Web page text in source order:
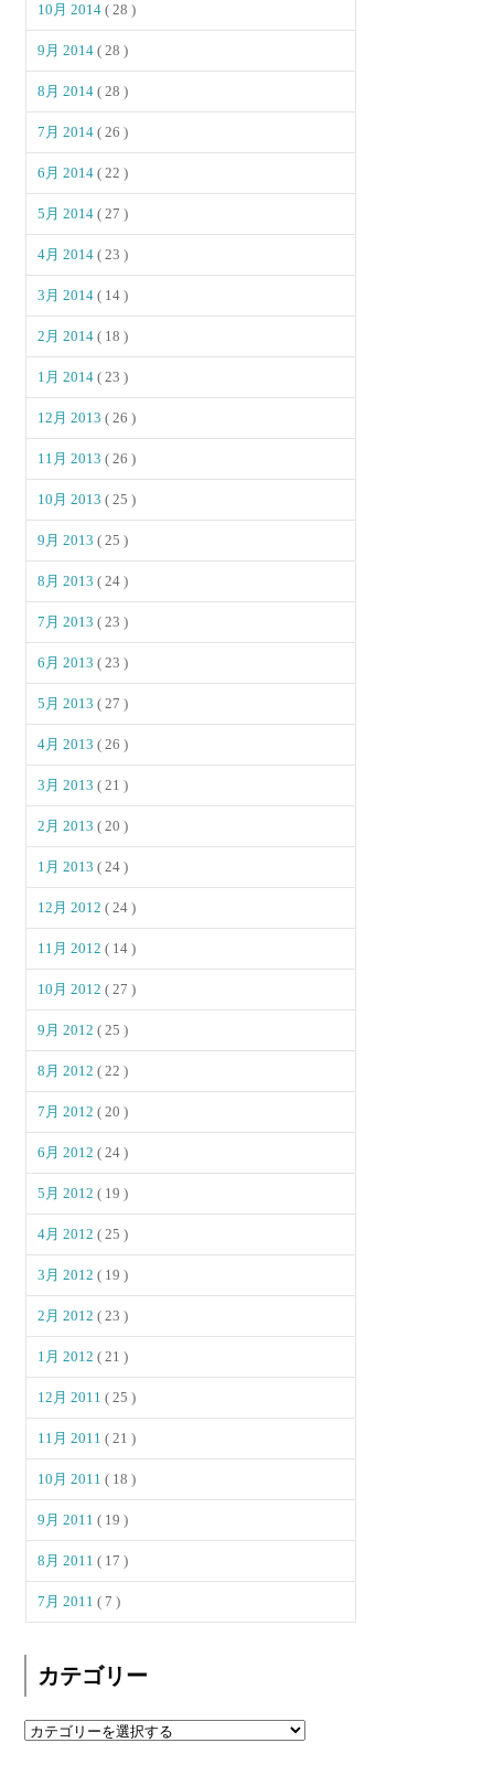
10月 2014( 28 )
9月 2014( 28 )
8月 2014( 28 )
7月 2014( 26 )
6月 2014( 22 )
5月 2014( 27 )
4月 2014( 23 )
3月 2014( 14 )
2月 2014( 18 )
1月 2014( 23 )
12月 2013( 26 )
11月 2013( 26 )
10月 2013( 25 )
9月 2013( 25 )
8月 2013( 24 )
7月 2013( 23 )
6月 2013( 23 )
5月 2013( 27 )
4月 2013( 26 )
3月 2013( 21 )
2月 2013( 20 )
1月 2013( 24 )
12月 2012( 24 )
11月 2012( 14 )
10月 2012( 27 )
9月 2012( 25 )
8月 2012( 22 )
7月 2012( 20 )
6月 2012( 24 )
5月 2012( 19 )
4月 2012( 25 )
3月 2012( 19 )
2月 2012( 23 )
1月 2012( 21 )
12月 2011( 25 )
11月 2011( 21 )
10月 2011( 18 )
9月 2011( 19 )
8月 2011( 17 )
7月 2011( 7 )
カテゴリー